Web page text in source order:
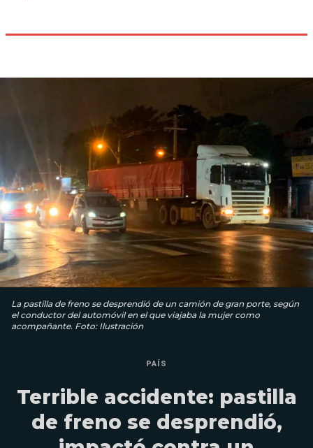
La pastilla de freno se desprendió de un camión de gran porte, según
el conductor del automóvil en el que viajaba la mujer como
acompañante. Foto: Ilustración
PAÍS
Terrible accidente: pastilla
de freno se desprendió,